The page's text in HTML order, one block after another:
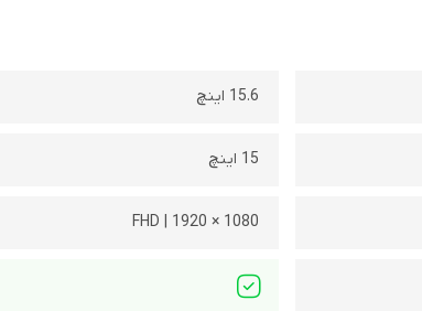
15.6 اینچ
15 اینچ
1080 × 1920 | FHD